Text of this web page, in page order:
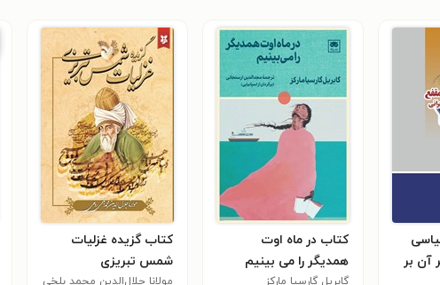
آن بر
کتاب در ماه اوت
همدیگر را می بینیم
گابریل گارسیا مارکز
کتاب گزیده غزلیات
شمس تبریزی
مولانا جلال‌الدین محمد بلخی